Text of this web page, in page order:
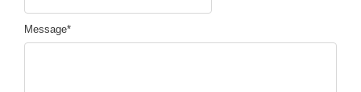
Message*